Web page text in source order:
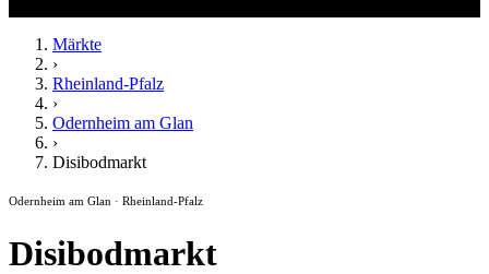
Märkte
›
Rheinland-Pfalz
›
Odernheim am Glan
›
Disibodmarkt
Odernheim am Glan · Rheinland-Pfalz
Disibodmarkt